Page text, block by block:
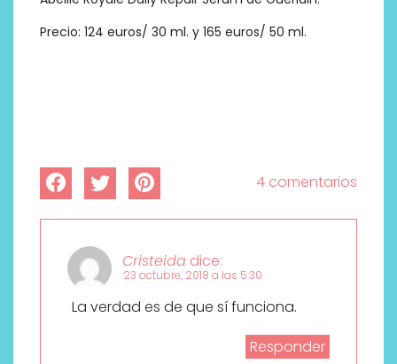
Precio: 124 euros/ 30 ml. y 165 euros/ 50 ml.
4 comentarios
Cristeida dice:
23 octubre, 2018 a las 5:30
La verdad es de que sí funciona.
Responder